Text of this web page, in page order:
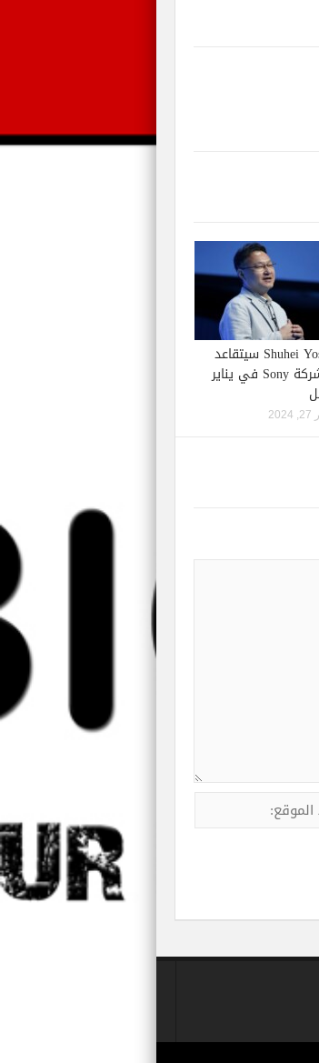
Shuhei Yoshida سيتقاعد
من شركة Sony في يناير